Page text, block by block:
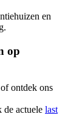
en
op
ontdek ons
actuele last